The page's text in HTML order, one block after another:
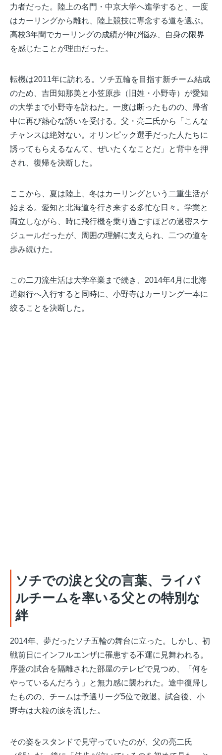
力者だった。陸上の名門・中京大学へ進学すると、一度
はカーリングから離れ、陸上競技に専念する道を選ぶ。
高校3年間でカーリングの成績が伸び悩み、自身の限界
を感じたことが理由だった。
転機は2011年に訪れる。ソチ五輪を目指す新チーム結成
のため、吉田知那美と小笠原歩（旧姓・小野寺）が愛知
の大学まで小野寺を訪ねた。一度は断ったものの、帰省
中に再び熱心な誘いを受ける。父・亮二氏から「こんな
チャンスは絶対ない。オリンピック選手だった人たちに
誘ってもらえるなんて、ぜいたくなことだ」と背中を押
され、復帰を決断した。
ここから、夏は陸上、冬はカーリングという二重生活が
始まる。愛知と北海道を行き来する多忙な日々。学業と
両立しながら、時に飛行機を乗り過ごすほどの過密スケ
ジュールだったが、周囲の理解に支えられ、二つの道を
歩み続けた。
この二刀流生活は大学卒業まで続き、2014年4月に北海
道銀行へ入行すると同時に、小野寺はカーリング一本に
絞ることを決断した。
ソチでの涙と父の言葉、ライバ
ルチームを率いる父との特別な
絆
2014年、夢だったソチ五輪の舞台に立った。しかし、初
戦前日にインフルエンザに罹患する不運に見舞われる。
序盤の試合を隔離された部屋のテレビで見つめ、「何を
やっているんだろう」と無力感に襲われた。途中復帰し
たものの、チームは予選リーグ5位で敗退。試合後、小
野寺は大粒の涙を流した。
その姿をスタンドで見守っていたのが、父の亮二氏